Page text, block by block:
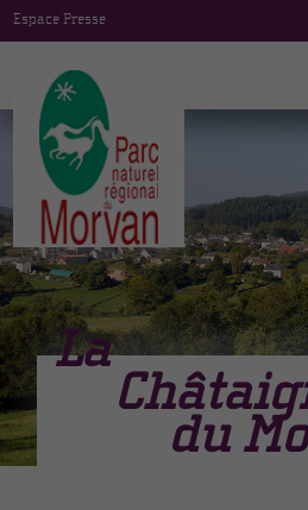
Espace Presse
La
du